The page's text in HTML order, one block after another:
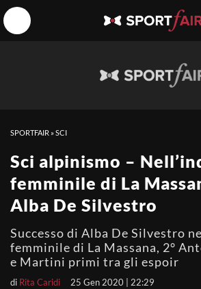
SPORTFAIR »SCI
Sci alpinismo –
femminile di La
Alba De Silvestro
Successo di Alba De Silvestro
femminile di La Massana, 2°
e Martini primi tra gli espoir
di Rita Caridi 25 Gen 2020 | 22:29